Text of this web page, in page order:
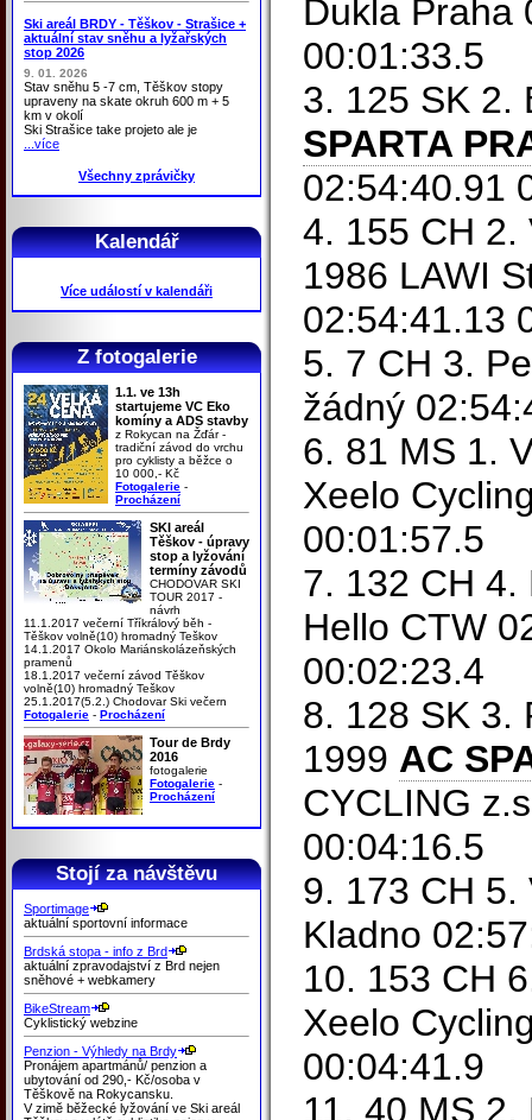
Ski areál BRDY - Těškov - Strašice +
aktuální stav sněhu a lyžařských
stop 2026
9. 01. 2026
Stav sněhu 5 -7 cm, Těškov stopy
upraveny na skate okruh 600 m + 5
km v okolí
Ski Strašice take projeto ale je
...více
Všechny zprávičky
Kalendář
Více událostí v kalendáři
Z fotogalerie
1.1. ve 13h
startujeme VC Eko
komíny a ADS stavby
z Rokycan na Žďár -
tradiční závod do vrchu
pro cyklisty a běžce o
10 000,- Kč
Fotogalerie -
Procházení
SKI areál
Těškov - úpravy
stop a lyžování
termíny závodů
CHODOVAR SKI
TOUR 2017 -
návrh
11.1.2017 večerní Tříkrálový běh -
Těškov volně(10) hromadný Teškov
14.1.2017 Okolo Mariánskolázeňských
pramenů
18.1.2017 večerní závod Těškov
volně(10) hromadný Teškov
25.1.2017(5.2.) Chodovar Ski večern
Fotogalerie - Procházení
Tour de Brdy
2016
fotogalerie
Fotogalerie -
Procházení
Stojí za návštěvu
Sportimage
aktuální sportovní informace
Brdská stopa - info z Brd
aktuální zpravodajství z Brd nejen
sněhové + webkamery
BikeStream
Cyklistický webzine
Penzion - Výhledy na Brdy
Pronájem apartmánů/ penzion a
ubytování od 290,- Kč/osoba v
Těškově na Rokycansku.
V zimě běžecké lyžování ve Ski areál
Dukla Praha
00:01:33.5
3. 125 SK 2.
SPARTA
02:54:40.91
4. 155 CH 2.
1986 LAWI
02:54:41.13
5. 7 CH 3.
žádný
6. 81 MS 1.
Xeelo
00:01:57.5
7. 132 CH 4.
Hello CTW
00:02:23.4
8. 128 SK 3.
1999 AC
CYCLING
00:04:16.5
9. 173 CH 5.
Kladno
10. 153 CH
Xeelo
00:04:41.9
11. 40 MS